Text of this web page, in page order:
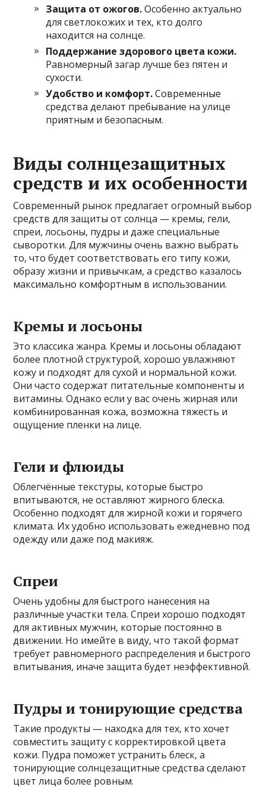
Защита от ожогов.Особенно актуально
для светлокожих и тех, кто долго
находится на солнце.
Поддержание здорового цвета кожи.
Равномерный загар лучше без пятен и
сухости.
Удобство и комфорт.Современные
средства делают пребывание на улице
приятным и безопасным.
Виды солнцезащитных
средств и их особенности
Современный рынок предлагает огромный выбор
средств для защиты от солнца — кремы, гели,
спреи, лосьоны, пудры и даже специальные
сыворотки. Для мужчины очень важно выбрать
то, что будет соответствовать его типу кожи,
образу жизни и привычкам, а средство казалось
максимально комфортным в использовании.
Кремы и лосьоны
Это классика жанра. Кремы и лосьоны обладают
более плотной структурой, хорошо увлажняют
кожу и подходят для сухой и нормальной кожи.
Они часто содержат питательные компоненты и
витамины. Однако если у вас очень жирная или
комбинированная кожа, возможна тяжесть и
ощущение пленки на лице.
Гели и флюиды
Облегчённые текстуры, которые быстро
впитываются, не оставляют жирного блеска.
Особенно подходят для жирной кожи и горячего
климата. Их удобно использовать ежедневно под
одежду или даже под макияж.
Спреи
Очень удобны для быстрого нанесения на
различные участки тела. Спреи хорошо подходят
для активных мужчин, которые постоянно в
движении. Но имейте в виду, что такой формат
требует равномерного распределения и быстрого
впитывания, иначе защита будет неэффективной.
Пудры и тонирующие средства
Такие продукты — находка для тех, кто хочет
совместить защиту с корректировкой цвета
кожи. Пудра поможет устранить блеск, а
тонирующие солнцезащитные средства сделают
цвет лица более ровным.